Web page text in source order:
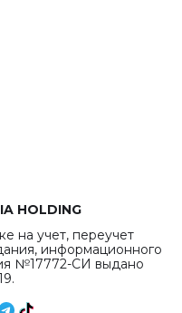
HOLDING
на учет, переучет
информационного
№17772-СИ выдано